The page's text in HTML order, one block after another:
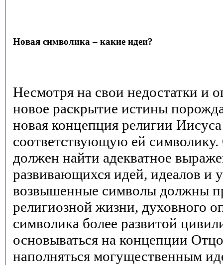
Новая символика – какие идеи?
Несмотря на свои недостатки и
новое раскрытие истины
новая концепция религии
соответствующую ей
должен найти адекватное
развивающихся идей, идеалов и
возвышенные символы должны
религиозной жизни, духовного
символика более развитой
основываться на концепции
наполняться могущественным